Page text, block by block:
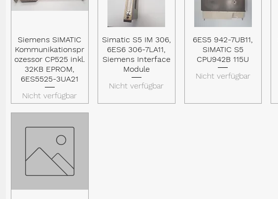
Schnellansicht
Siemens SIMATIC
Kommunikationspr
ozessor CP525 inkl.
32KB EPROM,
6ES5525-3UA21
Nicht verfügbar
Schnellansicht
Simatic S5 IM 306,
6ES6 306-7LA11,
Siemens Interface
Module
Nicht verfügbar
Schnellansicht
6ES5 942-7UB11,
SIMATIC S5
CPU942B 115U
Nicht verfügbar